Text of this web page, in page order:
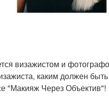
визажистом и
каким должен
"Макияж Через Объектив"!